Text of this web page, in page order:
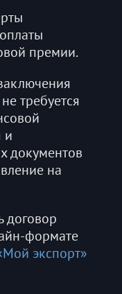
премии.
требуется
и
документов
на
договор
формате
экспорт»